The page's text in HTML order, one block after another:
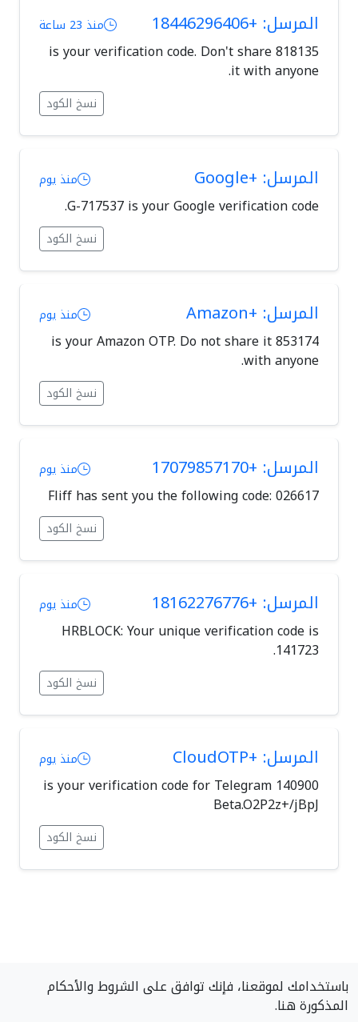
المرسل: +18446296406 منذ 23 ساعة
818135 is your verification code. Don't share
it with anyone.
نسخ الكود
المرسل: +Google منذ يوم
G-717537 is your Google verification code.
نسخ الكود
المرسل: +Amazon منذ يوم
853174 is your Amazon OTP. Do not share it
with anyone.
نسخ الكود
المرسل: +17079857170 منذ يوم
Fliff has sent you the following code: 026617
نسخ الكود
المرسل: +18162276776 منذ يوم
HRBLOCK: Your unique verification code is
141723.
نسخ الكود
المرسل: +CloudOTP منذ يوم
140900 is your verification code for Telegram
Beta.O2P2z+/jBpJ
نسخ الكود
باستخدامك لموقعنا، فإنك توافق على الشروط والأحكام
المذكورة هنا.